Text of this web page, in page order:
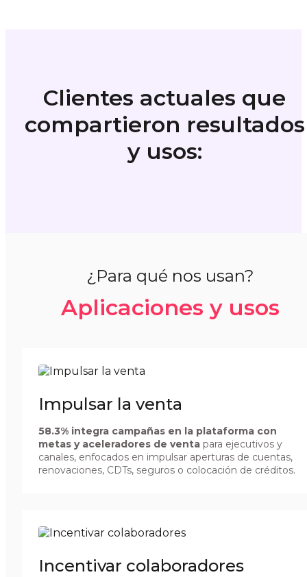
Clientes actuales que
compartieron resultados
y usos:
¿Para qué nos usan?
Aplicaciones y usos
Impulsar la venta
58.3% integra campañas en la plataforma con
metas y aceleradores de venta para ejecutivos y
canales, enfocados en impulsar aperturas de cuentas,
renovaciones, CDTs, seguros o colocación de créditos.
Incentivar colaboradores